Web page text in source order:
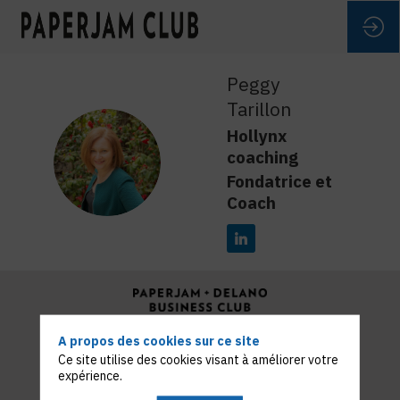
PT
Peggy
Tarillon
Hollynx
coaching
Fondatrice et
Coach
Paperjam™, Delano ™ and Maison Moderne™ sont des
marques déposées et utilisées sous la license MM
Publishing and Media S.A.
Copyright 2022 © Maison Moderne
A propos des cookies sur ce site
Ce site utilise des cookies visant à améliorer votre
expérience.